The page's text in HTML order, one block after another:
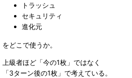
トラッシュ
セキュリティ
進化元
をどこで使うか。
上級者ほど「今の1枚」ではなく
「3ターン後の1枚」で考えている。